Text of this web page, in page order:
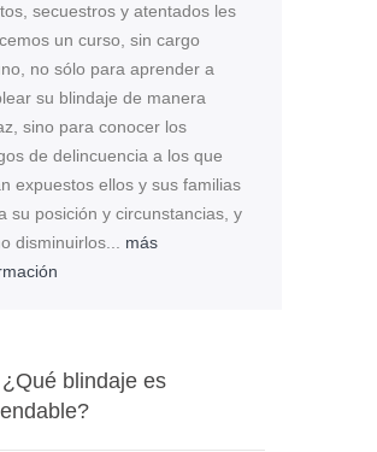
secuestros y atentados les
un curso, sin cargo
no sólo para aprender a
su blindaje de manera
sino para conocer los
de delincuencia a los que
expuestos ellos y sus familias
su posición y circunstancias, y
disminuirlos... más
blindaje es